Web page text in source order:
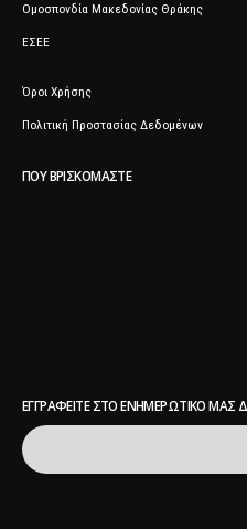
Ομοσπονδία Μακεδονίας Θράκης
ΕΣΕΕ
Όροι Χρήσης
Πολιτική Προστασίας Δεδομένων
ΠΟΥ ΒΡΙΣΚΌΜΑΣΤΕ
ΕΓΓΡΑΦΕΊΤΕ ΣΤΟ ΕΝΗΜΕΡΩΤΙΚΌ ΜΑΣ